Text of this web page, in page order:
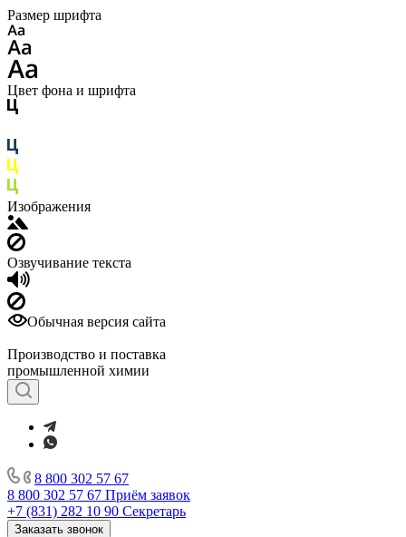
Размер шрифта
Цвет фона и шрифта
Изображения
Озвучивание текста
Обычная версия сайта
Производство и поставка
промышленной химии
8 800 302 57 67
8 800 302 57 67 Приём заявок
+7 (831) 282 10 90 Секретарь
Заказать звонок